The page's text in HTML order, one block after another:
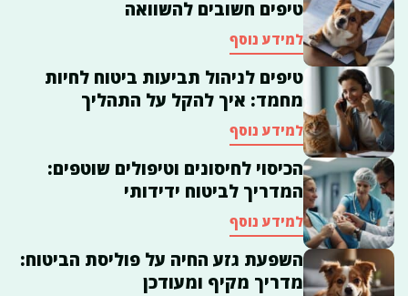
טיפים חשובים להשוואה
למידע נוסף
טיפים לניהול תביעות ביטוח לחיות
מחמד: איך להקל על התהליך
למידע נוסף
הכיסוי לחיסונים וטיפולים שוטפים:
המדריך לביטוח ידידותי
למידע נוסף
השפעת גזע החיה על פוליסת הביטוח:
מדריך מקיף ומעודכן